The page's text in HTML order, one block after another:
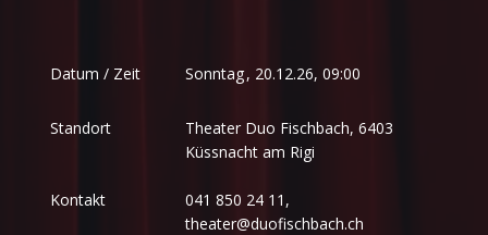
Datum / Zeit Sonntag, 20.12.26, 09:00
Standort
Theater Duo Fischbach, 6403
Küssnacht am Rigi
Kontakt
041 850 24 11,
theater@duofischbach.ch